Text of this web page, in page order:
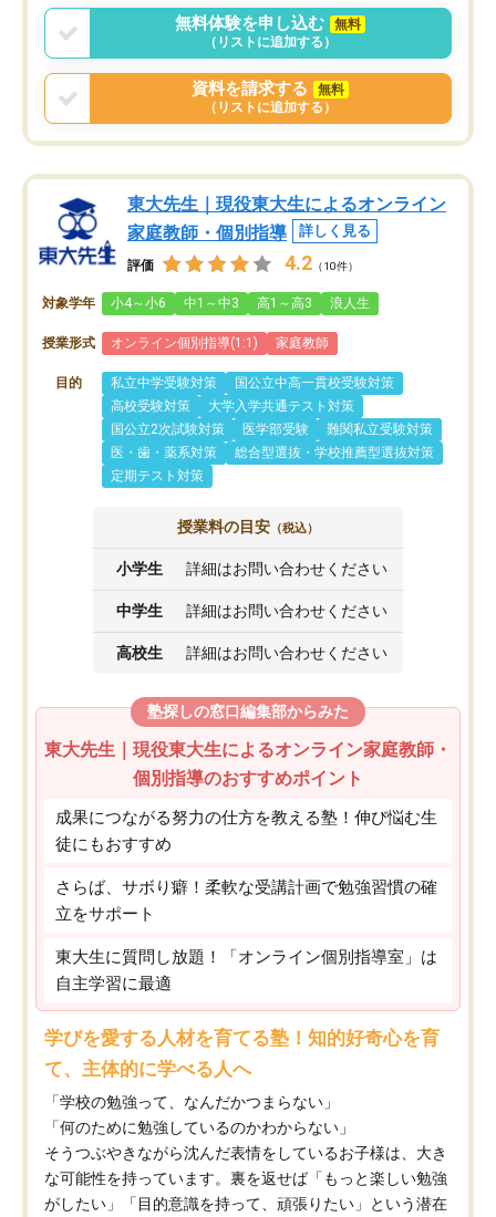
無料体験を申し込む
無料
（リストに追加する）
資料を請求する
無料
（リストに追加する）
東大先生｜現役東大生によるオンライン
家庭教師・個別指導
詳しく見る
評価 4.2 （10件）
対象学年 小4～小6 中1～中3 高1～高3 浪人生
授業形式 オンライン個別指導(1:1) 家庭教師
目的 私立中学受験対策
国公立中高一貫校受験対策
高校受験対策
大学入学共通テスト対策
国公立2次試験対策
医学部受験
難関私立受験対策
医・歯・薬系対策
総合型選抜・学校推薦型選抜対策
定期テスト対策
授業料の目安 （税込）
小学生 詳細はお問い合わせください
中学生 詳細はお問い合わせください
高校生 詳細はお問い合わせください
塾探しの窓口編集部からみた
東大先生｜現役東大生によるオンライン家庭教師・
個別指導のおすすめポイント
成果につながる努力の仕方を教える塾！伸び悩む生
徒にもおすすめ
さらば、サボり癖！柔軟な受講計画で勉強習慣の確
立をサポート
東大生に質問し放題！「オンライン個別指導室」は
自主学習に最適
学びを愛する人材を育てる塾！知的好奇心を育
て、主体的に学べる人へ
「学校の勉強って、なんだかつまらない」
「何のために勉強しているのかわからない」
そうつぶやきながら沈んだ表情をしているお子様は、大き
な可能性を持っています。裏を返せば「もっと楽しい勉強
がしたい」「目的意識を持って、頑張りたい」という潜在